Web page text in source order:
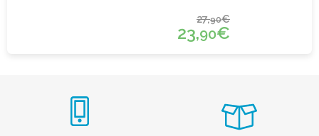
27,90€
23,90€